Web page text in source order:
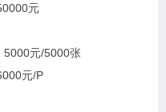
元
5000元/5000张
元/P